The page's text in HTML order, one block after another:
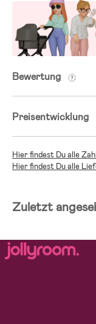
Bewertung
Preisentwicklung
Hier findest Du alle
Hier findest Du alle
Zuletzt